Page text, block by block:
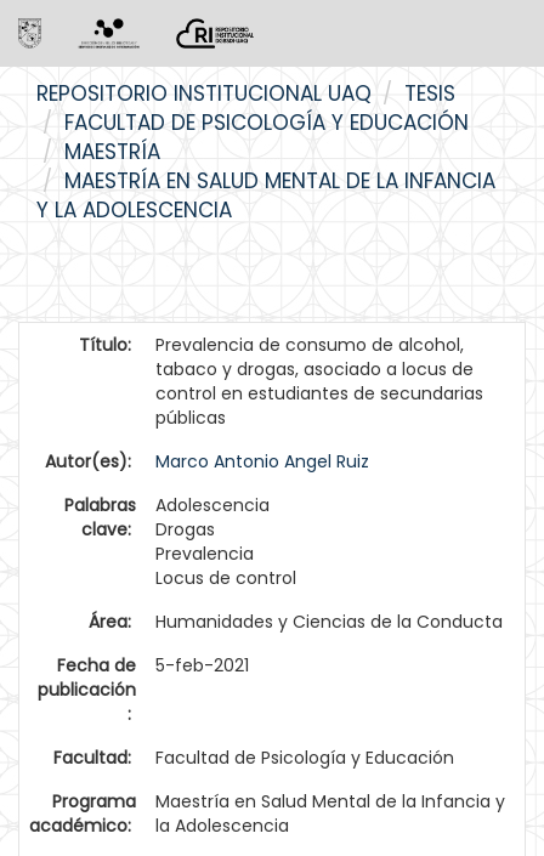
navigation
REPOSITORIO INSTITUCIONAL UAQ
TESIS
FACULTAD DE PSICOLOGÍA Y EDUCACIÓN
MAESTRÍA
MAESTRÍA EN SALUD MENTAL DE LA INFANCIA
Y LA ADOLESCENCIA
Título:
Prevalencia de consumo de alcohol,
tabaco y drogas, asociado a locus de
control en estudiantes de secundarias
públicas
Autor(es):
Marco Antonio Angel Ruiz
Palabras
clave:
Adolescencia
Drogas
Prevalencia
Locus de control
Área:
Humanidades y Ciencias de la Conducta
Fecha de
publicación
:
5-feb-2021
Facultad:
Facultad de Psicología y Educación
Programa
académico:
Maestría en Salud Mental de la Infancia y
la Adolescencia